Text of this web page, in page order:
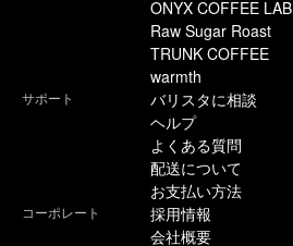
ONYX COFFEE LAB
Raw Sugar Roast
TRUNK COFFEE
warmth
サポート
バリスタに相談
ヘルプ
よくある質問
配送について
お支払い方法
コーポレート
採用情報
会社概要